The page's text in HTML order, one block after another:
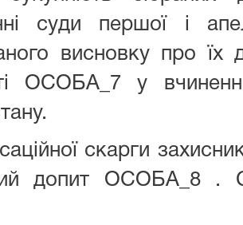
суди першої і
висновку про їх
ОСОБА_7 у
скарги
допит ОСОБА_8 .